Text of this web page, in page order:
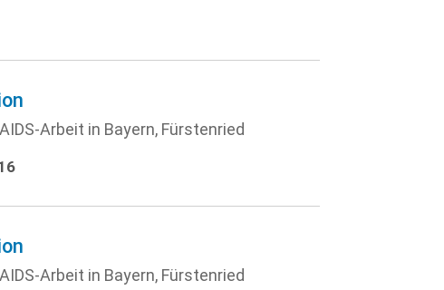
Arbeit in Bayern, Fürstenried
Arbeit in Bayern, Fürstenried